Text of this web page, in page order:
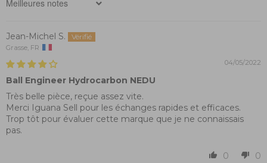
Sort by
Jean-Michel S.
Grasse, FR
04/05/2022
Ball Engineer Hydrocarbon NEDU
Très belle pièce, reçue assez vite.
Merci Iguana Sell pour les échanges rapides et efficaces.
Trop tôt pour évaluer cette marque que je ne connaissais
pas.
0 0